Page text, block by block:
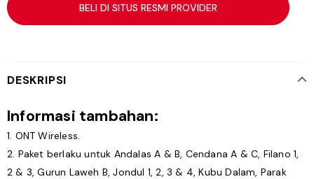
BELI DI SITUS RESMI PROVIDER
DESKRIPSI
Informasi tambahan:
1. ONT Wireless.
2. Paket berlaku untuk Andalas A & B, Cendana A & C, Filano 1,
2 & 3, Gurun Laweh B, Jondul 1, 2, 3 & 4, Kubu Dalam, Parak